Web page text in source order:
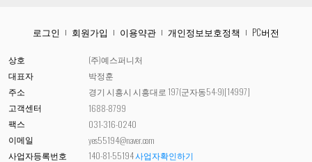
로그인 회원가입 이용약관 개인정보보호정책 PC버전
상호
(주)예스퍼니처
대표자
박정훈
주소
경기 시흥시 시흥대로 197(군자동54-9)[14997]
고객센터
1688-8799
팩스
031-316-0240
이메일
yes55194@naver.com
사업자등록번호
140-81-55194사업자확인하기